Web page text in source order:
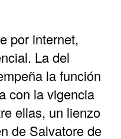
por internet,
La del
la función
con la vigencia
ellas, un lienzo
de Salvatore de